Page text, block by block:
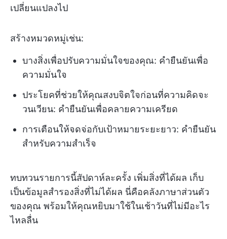
เปลี่ยนแปลงไป
สร้างหมวดหมู่เช่น:
บางสิ่งเพื่อปรับความมั่นใจของคุณ: คำยืนยันเพื่อ
ความมั่นใจ
ประโยคที่ช่วยให้คุณสงบจิตใจก่อนที่ความคิดจะ
วนเวียน: คำยืนยันเพื่อคลายความเครียด
การเตือนให้จดจ่อกับเป้าหมายระยะยาว: คำยืนยัน
สำหรับความสำเร็จ
ทบทวนรายการนี้สัปดาห์ละครั้ง เพิ่มสิ่งที่ได้ผล เก็บ
เป็นข้อมูลสำรองสิ่งที่ไม่ได้ผล นี่คือคลังภาษาส่วนตัว
ของคุณ พร้อมให้คุณหยิบมาใช้ในเช้าวันที่ไม่มีอะไร
ไหลลื่น